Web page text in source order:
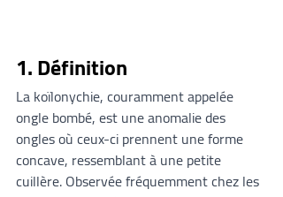
1. Définition
La koïlonychie, couramment appelée
ongle bombé, est une anomalie des
ongles où ceux-ci prennent une forme
concave, ressemblant à une petite
cuillère. Observée fréquemment chez les